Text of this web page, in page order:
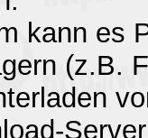
kann es
(z.B.